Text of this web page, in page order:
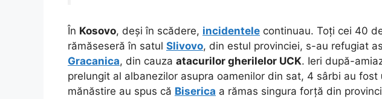
În Kosovo, deși în scădere, incidentele continuau. Toți cei 40
rămăseseră în satul Slivovo, din estul provinciei, s-au refugiat
Gracanica, din cauza atacurilor gherilelor UCK. Ieri după-
prelungit al albanezilor asupra oamenilor din sat, 4 sârbi au fost
mănăstire au spus că Biserica a rămas singura forță din